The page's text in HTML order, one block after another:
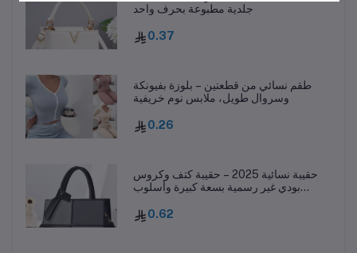
جلدية مطبوعة بحرف واحد
0.37
طقم نسائي من قطعتين – بلوزة بفيونكة
وسروال طويل، ملابس نوم خريفية
0.26
حقيبة نسائية 2025 – حقيبة كتف وكروس
بودي غير رسمية بسعة كبيرة وأسلوب
0.62